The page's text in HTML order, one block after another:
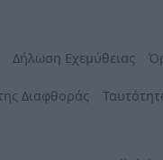
Δήλωση Εχεμύθειας
Διαφθοράς